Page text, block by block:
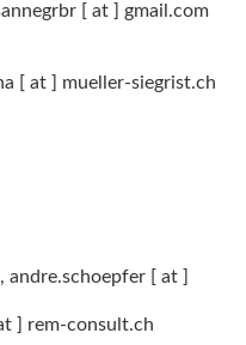
[ at ] gmail.com
[ at ] mueller-siegrist.ch
andre.schoepfer [ at ]
] rem-consult.ch